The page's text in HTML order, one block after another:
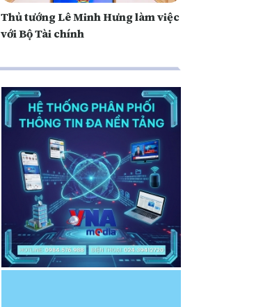
Thủ tướng Lê Minh Hưng làm việc
với Bộ Tài chính